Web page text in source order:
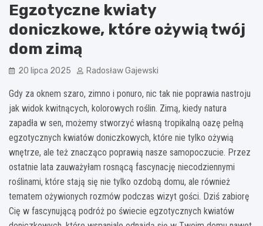
Egzotyczne kwiaty
doniczkowe, które ożywią twój
dom zimą
20 lipca 2025 Radosław Gajewski
Gdy za oknem szaro, zimno i ponuro, nic tak nie poprawia nastroju
jak widok kwitnących, kolorowych roślin. Zimą, kiedy natura
zapadła w sen, możemy stworzyć własną tropikalną oazę pełną
egzotycznych kwiatów doniczkowych, które nie tylko ożywią
wnętrze, ale też znacząco poprawią nasze samopoczucie. Przez
ostatnie lata zauważyłam rosnącą fascynację niecodziennymi
roślinami, które stają się nie tylko ozdobą domu, ale również
tematem ożywionych rozmów podczas wizyt gości. Dziś zabiorę
Cię w fascynującą podróż po świecie egzotycznych kwiatów